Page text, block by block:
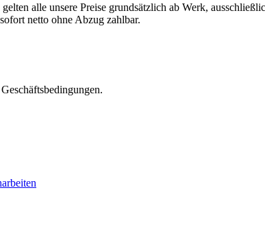
alle unsere Preise grundsätzlich ab Werk,
netto ohne Abzug zahlbar.